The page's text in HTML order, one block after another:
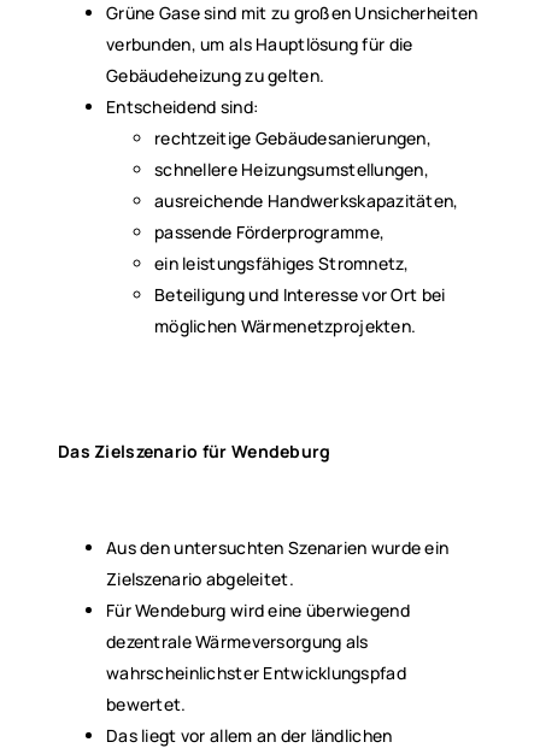
Grüne Gase sind mit zu großen Unsicherheiten
verbunden, um als Hauptlösung für die
Gebäudeheizung zu gelten.
Entscheidend sind:
rechtzeitige Gebäudesanierungen,
schnellere Heizungsumstellungen,
ausreichende Handwerkskapazitäten,
passende Förderprogramme,
ein leistungsfähiges Stromnetz,
Beteiligung und Interesse vor Ort bei
möglichen Wärmenetzprojekten.
Das Zielszenario für Wendeburg
Aus den untersuchten Szenarien wurde ein
Zielszenario abgeleitet.
Für Wendeburg wird eine überwiegend
dezentrale Wärmeversorgung als
wahrscheinlichster Entwicklungspfad
bewertet.
Das liegt vor allem an der ländlichen